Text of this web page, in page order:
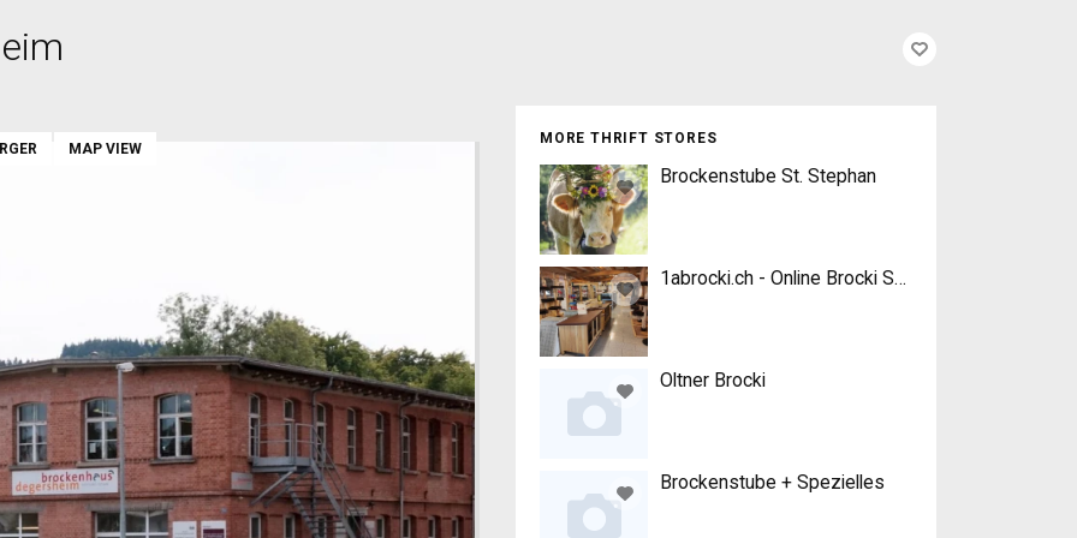
MORE THRIFT STORES
Brockenstube St. Stephan
1abrocki.ch - Online Brocki Shop
Oltner Brocki
Brockenstube + Spezielles
MAP VIEW